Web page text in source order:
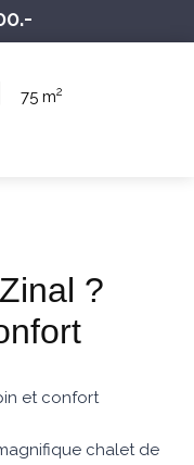
75 m2
?
et confort
chalet de